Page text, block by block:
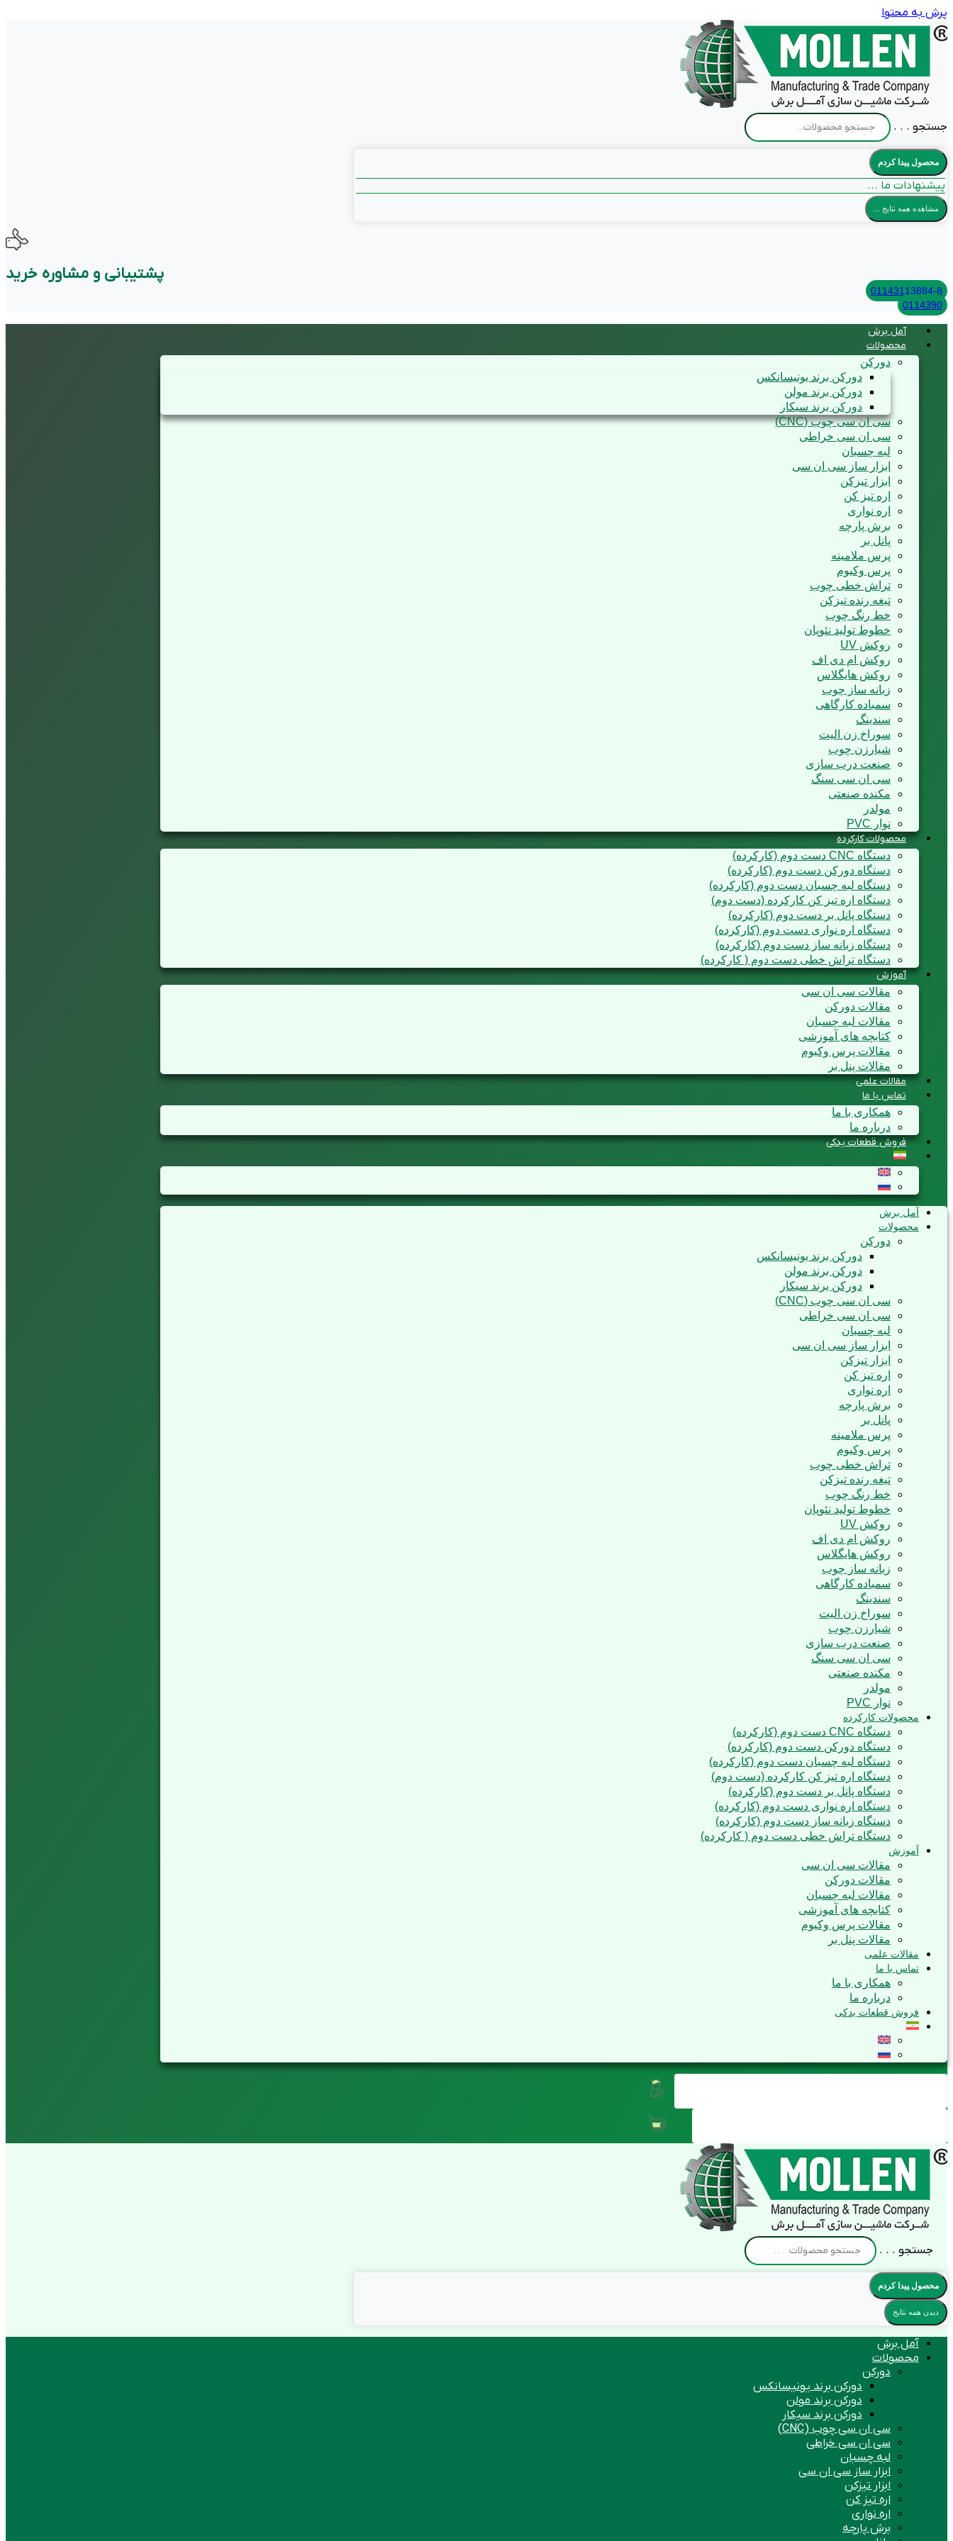
پرش به محتوا
جستجو . . .
محصول پیدا کردم
پیشنهادات ما ...
مشاهده همه نتایج ...
پشتیبانی و مشاوره خرید
01143113884-8
0114390
آمل برش
محصولات
دورکن
دورکن برند یونیسانکس
دورکن برند مولن
دورکن برند سیکار
سی ان سی چوب (CNC)
سی ان سی خراطی
لبه چسبان
ابزار ساز سی ان سی
ابزار تیزکن
اره تیز کن
اره نواری
برش پارچه
پانل بر
پرس ملامینه
پرس وکیوم
تراش خطی چوب
تیغه رنده تیزکن
خط رنگ چوب
خطوط تولید نئوپان
روکش UV
روکش ام دی اف
روکش هایگلاس
زبانه ساز چوب
سمباده کارگاهی
سندینگ
سوراخ زن الیت
شیارزن چوب
صنعت درب سازی
سی ان سی سنگ
مکنده صنعتی
مولدر
نوار PVC
محصولات کارکرده
دستگاه CNC دست دوم (کارکرده)
دستگاه دورکن دست دوم (کارکرده)
دستگاه لبه چسبان دست دوم (کارکرده)
دستگاه اره تیز کن کارکرده (دست دوم)
دستگاه پانل بر دست دوم (کارکرده)
دستگاه اره نواری دست دوم (کارکرده)
دستگاه زبانه ساز دست دوم (کارکرده)
دستگاه تراش خطی دست دوم ( کارکرده)
آموزش
مقالات سی ان سی
مقالات دورکن
مقالات لبه چسبان
کتابچه های آموزشی
مقالات پرس وکیوم
مقالات پنل بر
مقالات علمی
تماس با ما
همکاری با ما
درباره ما
فروش قطعات یدکی
آمل برش
محصولات
دورکن
دورکن برند یونیسانکس
دورکن برند مولن
دورکن برند سیکار
سی ان سی چوب (CNC)
سی ان سی خراطی
لبه چسبان
ابزار ساز سی ان سی
ابزار تیزکن
اره تیز کن
اره نواری
برش پارچه
پانل بر
پرس ملامینه
پرس وکیوم
تراش خطی چوب
تیغه رنده تیزکن
خط رنگ چوب
خطوط تولید نئوپان
روکش UV
روکش ام دی اف
روکش هایگلاس
زبانه ساز چوب
سمباده کارگاهی
سندینگ
سوراخ زن الیت
شیارزن چوب
صنعت درب سازی
سی ان سی سنگ
مکنده صنعتی
مولدر
نوار PVC
محصولات کارکرده
دستگاه CNC دست دوم (کارکرده)
دستگاه دورکن دست دوم (کارکرده)
دستگاه لبه چسبان دست دوم (کارکرده)
دستگاه اره تیز کن کارکرده (دست دوم)
دستگاه پانل بر دست دوم (کارکرده)
دستگاه اره نواری دست دوم (کارکرده)
دستگاه زبانه ساز دست دوم (کارکرده)
دستگاه تراش خطی دست دوم ( کارکرده)
آموزش
مقالات سی ان سی
مقالات دورکن
مقالات لبه چسبان
کتابچه های آموزشی
مقالات پرس وکیوم
مقالات پنل بر
مقالات علمی
تماس با ما
همکاری با ما
درباره ما
فروش قطعات یدکی
جستجو . . .
محصول پیدا کردم
دیدن همه نتایج
آمل برش
محصولات
دورکن
دورکن برند یونیسانکس
دورکن برند مولن
دورکن برند سیکار
سی ان سی چوب (CNC)
سی ان سی خراطی
لبه چسبان
ابزار ساز سی ان سی
ابزار تیزکن
اره تیز کن
اره نواری
برش پارچه